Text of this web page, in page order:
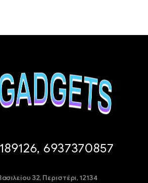
6937370857
32, Περιστέρι, 12134